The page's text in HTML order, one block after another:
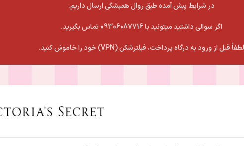
در شرایط پیش آمده طبق روال همیشگی ارسال داریم.
اگر سوالی داشتید میتونید با 09306087716 تماس بگیرید.
لطفاً قبل از ورود به درگاه پرداخت، فیلترشکن (VPN) خود را خاموش کنید.